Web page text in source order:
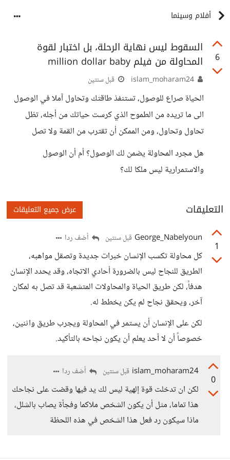
أفلام وسينما
6
السقوط ليس نهاية الرحلة، بل اختبار لقوة
المحاولة من فيلم million dollar baby
قبل سنتين
الحياة صراع للوصول، تستنفذ طاقتك وتحاول آملا في الوصول
الى ما تريده من الطموح الذي كرست حياتك من أجله، تظل
تحاول وتحاول، ومن الممكن أن تقترب من القمة ولا تصل
هل مجرد المحاولة يضمن لك الوصول؟ أم أن الوصول
والاستمرارية ليس ملكا لك؟
التعليقات عرض جميع التعليقات
1
George_Nabelyoun قبل سنتين أضف ردا
كل محاولة تكسب الإنسان خبرات جديدة وتصقل مواهبه،
الطريق للنجاح ليس بالضرورة أحادي الاتجاه، وقد يحدد الإنسان
هدفاً، لكن طريق الحياة والمحاولات المتشعبة قد تصل به لمكان
آخر، ويحقق نجاح لم يكن يخطط له.
لكن على الإنسان أن يستمر في المحاولة ويجرب طريق واثنين،
خصوصاً أن لا أحد يعلم أن يكون نجاحه بالتأكيد.
0
islam_moharam24 قبل سنتين أضف ردا
لكن ان تدخلت قوة إلهية ليس لك يد فيها وقضت على نجاحك
هذا تماما، مثل أن يكون الشخص ملاكما وفجأة يصاب بالشلل،
ماذا سيكون رد فعل هذا الشخص في هذه اللحظة